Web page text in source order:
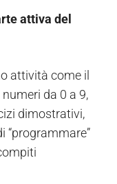
attiva del
attività come il
da 0 a 9,
dimostrativi,
“programmare”